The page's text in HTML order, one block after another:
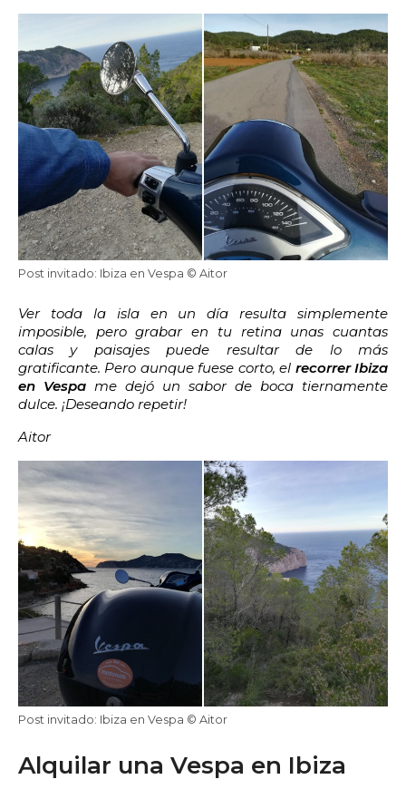
Post invitado: Ibiza en Vespa © Aitor
Ver toda la isla en un día resulta simplemente
imposible, pero grabar en tu retina unas cuantas
calas y paisajes puede resultar de lo más
gratificante. Pero aunque fuese corto, el recorrer Ibiza
en Vespa me dejó un sabor de boca tiernamente
dulce. ¡Deseando repetir!
Aitor
Post invitado: Ibiza en Vespa © Aitor
Alquilar una Vespa en Ibiza